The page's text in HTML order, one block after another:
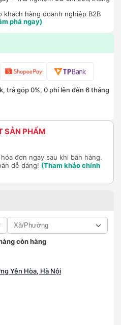
khách hàng doanh nghiệp B2B
phá ngay)
trả góp 0%, 0 phí lên đến 6 tháng
SẢN PHẨM
đơn ngay sau khi bán hàng.
dễ dàng! (Tham khảo chính
còn hàng
Yên Hòa, Hà Nội